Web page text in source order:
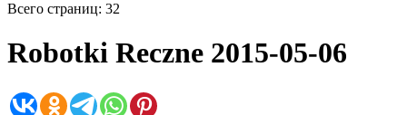
Всего страниц: 32
Robotki Reczne 2015-05-06